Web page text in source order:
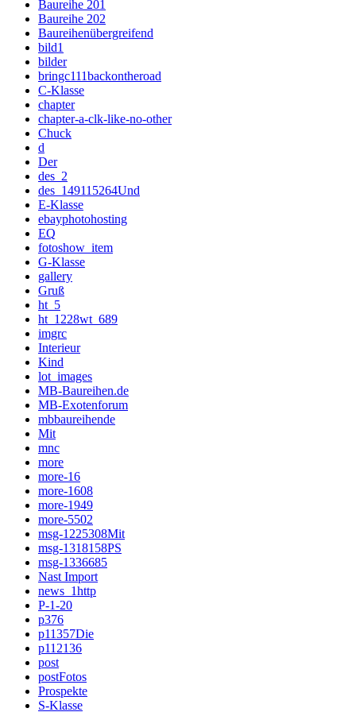
Baureihe 201
Baureihe 202
Baureihenübergreifend
bild1
bilder
bringc111backontheroad
C-Klasse
chapter
chapter-a-clk-like-no-other
Chuck
d
Der
des_2
des_149115264Und
E-Klasse
ebayphotohosting
EQ
fotoshow_item
G-Klasse
gallery
Gruß
ht_5
ht_1228wt_689
imgrc
Interieur
Kind
lot_images
MB-Baureihen.de
MB-Exotenforum
mbbaureihende
Mit
mnc
more
more-16
more-1608
more-1949
more-5502
msg-1225308Mit
msg-1318158PS
msg-1336685
Nast Import
news_1http
P-1-20
p376
p11357Die
p112136
post
postFotos
Prospekte
S-Klasse